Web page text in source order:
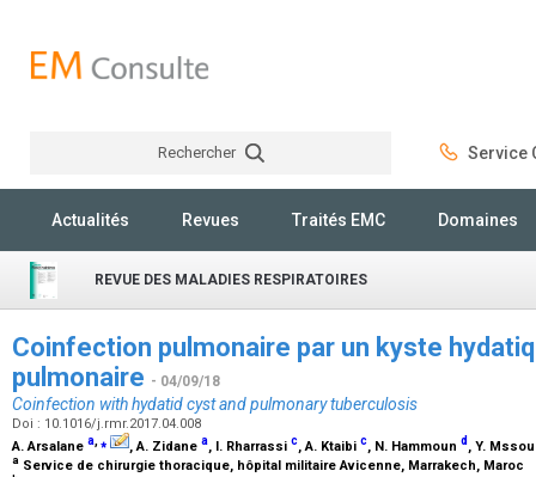
Rechercher Service
Actualités Revues Traités EMC Domaines
REVUE DES MALADIES RESPIRATOIRES
Coinfection pulmonaire par un kyste
pulmonaire - 04/09/18
Coinfection with hydatid cyst and pulmonary tuberculosis
Doi : 10.1016/j.rmr.2017.04.008
A. Arsalane a,⁎ , A. Zidane a, I. Rharrassi c, A. Ktaibi c, N. Hammoun d , Y.
a Service de chirurgie thoracique, hôpital militaire Avicenne, Marrakech, Maroc